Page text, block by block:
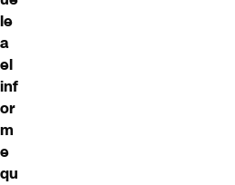
le
a
el
inf
or
m
e
qu